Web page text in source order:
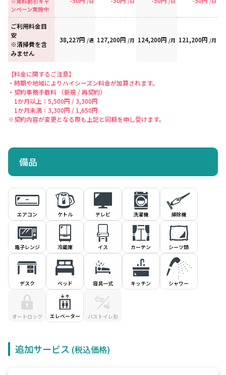
ンペーン実施中
ご利用料金目
安
※清掃費を含
みません
38,227円 /週 127,200円 /月 124,200円 /月 121,200円 /月
【料金に関するご注意】
・時期や地域によりハイシーズン料金が加算されます。
・契約事務手数料 （新規 / 再契約）
1か月以上：5,500円 / 3,300円
1か月未満：3,300円 / 1,650円
※契約内容が変更となる際も上記と同額を申し受けます。
備品
エアコン ケトル テレビ 洗濯機 掃除機
電子レンジ 冷蔵庫 イス カーテン シーツ類
デスク ベッド 寝具一式 キッチン シャワー
オートロック エレベーター バストイレ別
追加サービス (税込価格)